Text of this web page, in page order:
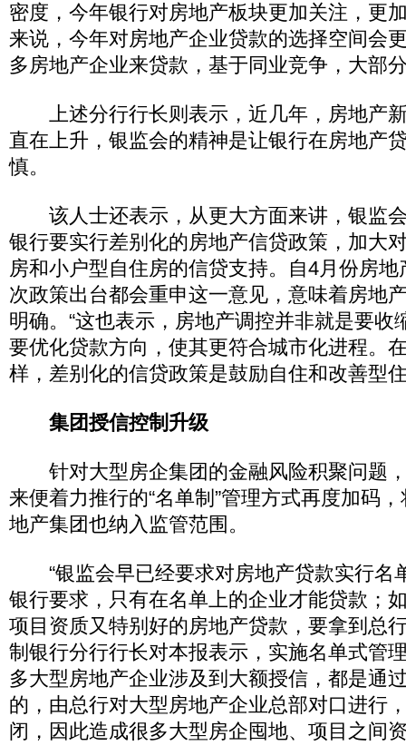
密度，今年银行对房地产板块更加关注，更
来说，今年对房地产企业贷款的选择空间会
多房地产企业来贷款，基于同业竞争，大部
上述分行行长则表示，近几年，房地产
直在上升，银监会的精神是让银行在房地产
慎。
该人士还表示，从更大方面来讲，银监
银行要实行差别化的房地产信贷政策，加大
房和小户型自住房的信贷支持。自4月份房
次政策出台都会重申这一意见，意味着房地
明确。“这也表示，房地产调控并非就是要收
要优化贷款方向，使其更符合城市化进程。
样，差别化的信贷政策是鼓励自住和改善型
集团授信控制升级
针对大型房企集团的金融风险积聚问题
来便着力推行的“名单制”管理方式再度加码
地产集团也纳入监管范围。
“银监会早已经要求对房地产贷款实行名
银行要求，只有在名单上的企业才能贷款；
项目资质又特别好的房地产贷款，要拿到总
制银行分行行长对本报表示，实施名单式管
多大型房地产企业涉及到大额授信，都是通
的，由总行对大型房地产企业总部对口进行
闭，因此造成很多大型房企囤地、项目之间